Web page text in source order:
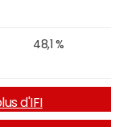
48,1 %
d'IFI